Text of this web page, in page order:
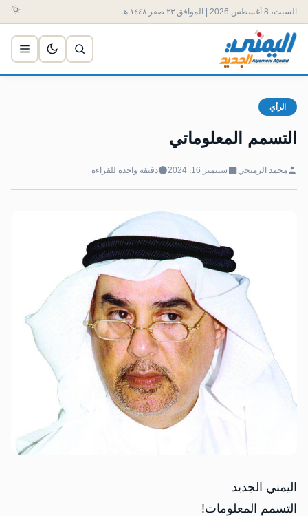
السبت، 8 أغسطس 2026 | الموافق ٢٣ صفر ١٤٤٨ هـ
الرأي
التسمم المعلوماتي
محمد الرميحي سبتمبر 16, 2024 دقيقة واحدة للقراءة
اليمني الجديد
التسمم المعلومات!